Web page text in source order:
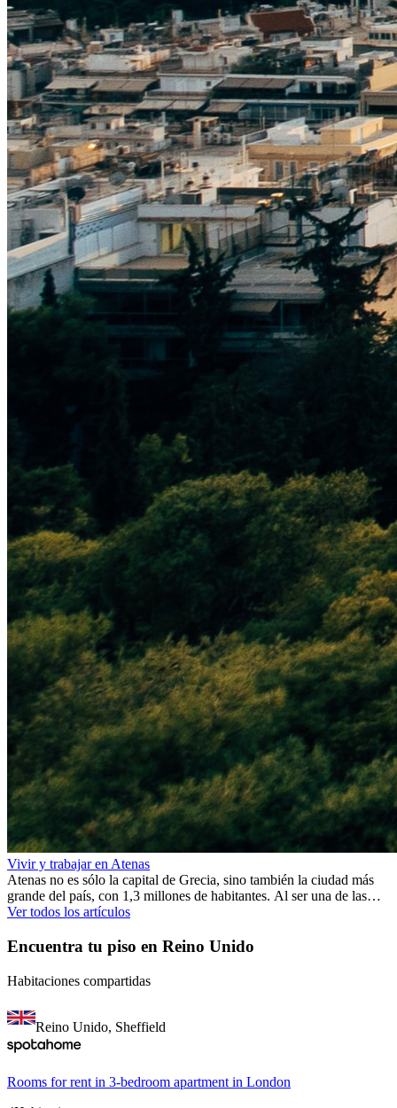
Vivir y trabajar en Atenas
Atenas no es sólo la capital de Grecia, sino también la ciudad más
grande del país, con 1,3 millones de habitantes. Al ser una de las
ciudades más antiguas del mundo, Atenas ofrece una rica historia y
primeros asentamientos tuvieron lugar varios milenios antes de
Ver todos los artículos
Encuentra tu piso en Reino Unido
Habitaciones compartidas
Reino Unido, Sheffield
Rooms for rent in 3-bedroom apartment in London